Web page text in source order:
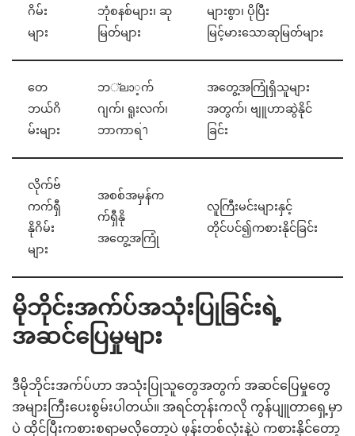
ဂိမ်း
များ
ဘုံစနစ်များ၊ ဆု
မြတ်များ
များစွာ၊ ပိုပြီး
မြင့်မားသောဆုမြတ်များ
တေ
ဘယ်ဂိ
မ်းများ
ဘ്ലാ့က်
ဂျက်၊ ရူးလက်၊
ဘာကာရ่า
အတွေ့အကြုံရှိသူများ
အတွက်၊ ဗျူဟာဆွဲနိုင်
ခြင်း
လိုက်ဗ်
ကက်ရှီ
နိုဂိမ်း
များ
အစစ်အမှန်က
က်ရှီနို
အတွေ့အကြုံ
လူကြီးမင်းများနှင့်
တိုင်ပင်၍ကစားနိုင်ခြင်း
မိုဘိုင်းအက်ပ်အသုံးပြုခြင်းရဲ့
အဆင်ပြေမှုများ
ဒီမိုဘိုင်းအက်ပ်ဟာ အသုံးပြုသူတွေအတွက် အဆင်ပြေမှုတွေ
အများကြီးပေးစွမ်းပါတယ်။ အရင်တုန်းကလို ကွန်ပျူတာရှေ့မှာ
ပဲ ထိုင်ပြီးကစားစရာမလိုတော့ပဲ ဖုန်းတစ်လုံးနဲ့ပဲ ကစားနိုင်တော့